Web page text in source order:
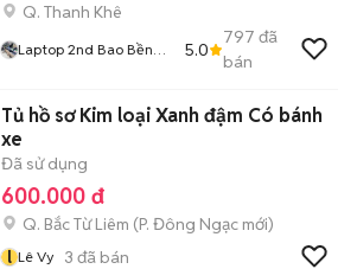
Q. Thanh Khê
Laptop 2nd Bao Bền
5.0
797 đã
bán
Tủ hồ sơ Kim loại Xanh đậm Có bánh
xe
Đã sử dụng
600.000 đ
Q. Bắc Từ Liêm (P. Đông Ngạc mới)
l Lê Vy 3 đã bán